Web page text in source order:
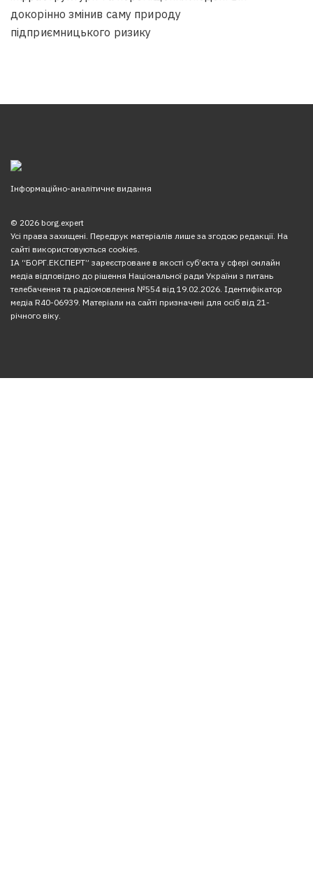
докорінно змінив саму природу
підприємницького ризику
Інформаційно-аналітичне видання
© 2026 borg.expert
Усі права захищені. Передрук матеріалів лише за згодою редакції. На
сайті використовуються cookies.
ІА “БОРГ.ЕКСПЕРТ” зареєстроване в якості суб’єкта у сфері онлайн
медіа відповідно до рішення Національної ради України з питань
телебачення та радіомовлення №554 від 19.02.2026. Ідентифікатор
медіа R40-06939. Матеріали на сайті призначені для осіб від 21-
річного віку.